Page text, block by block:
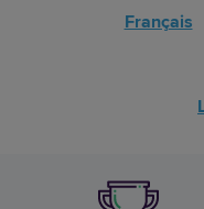
Français